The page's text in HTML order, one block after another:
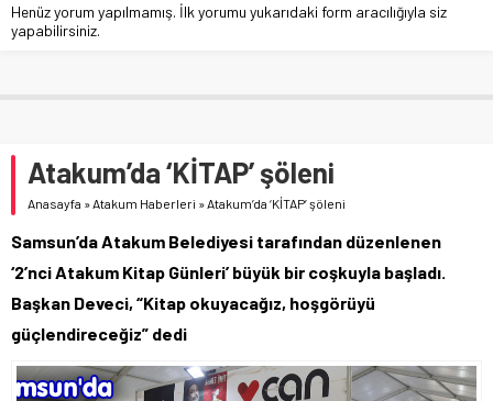
Henüz yorum yapılmamış. İlk yorumu yukarıdaki form aracılığıyla siz
yapabilirsiniz.
Atakum’da ‘KİTAP’ şöleni
Anasayfa » Atakum Haberleri » Atakum’da ‘KİTAP’ şöleni
Samsun’da Atakum Belediyesi tarafından düzenlenen
‘2’nci Atakum Kitap Günleri’ büyük bir coşkuyla başladı.
Başkan Deveci, “Kitap okuyacağız, hoşgörüyü
güçlendireceğiz” dedi